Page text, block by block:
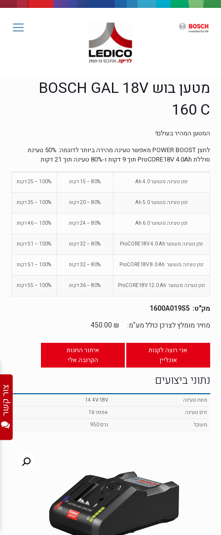
מטען בוש BOSCH GAL 18V
160 C
המטען המהיר בעולם!
לחצן POWER BOOST מאפשר טעינה מהירה ביותר לדוגמה: 50% טעינת
סוללת ProCORE18V 4.0Ah תוך 9 דקות ו-80% טעינה תוך 21 דקות
זמן טעינה משוער 4.0 Ah 80% – 15 דקות 100% – 25 דקות
זמן טעינה משוער 5.0 Ah 80% – 20 דקות 100% – 35 דקות
זמן טעינה משוער 6.0 Ah 80% – 24 דקות 100% – 46 דקות
זמן טעינה משוער ProCORE18V 4.0 Ah 80% – 32 דקות 100% – 51 דקות
זמן טעינה משוער ProCORE18V 8.0 Ah 80% – 32 דקות 100% – 51 דקות
זמן טעינה משוער ProCORE18V 12.0 Ah 80% – 36 דקות 100% – 55 דקות
1600A019S5
מחיר מומלץ לצרכן כולל מע"מ:
450.00 ₪
אני רוצה לקנות
אונליין
איתור החנות
הקרובה אלי
נתוני ביצועים
14.4V-18V
מתח טעינה
16 אמפר
זרם טעינה
950 גרם
משקל